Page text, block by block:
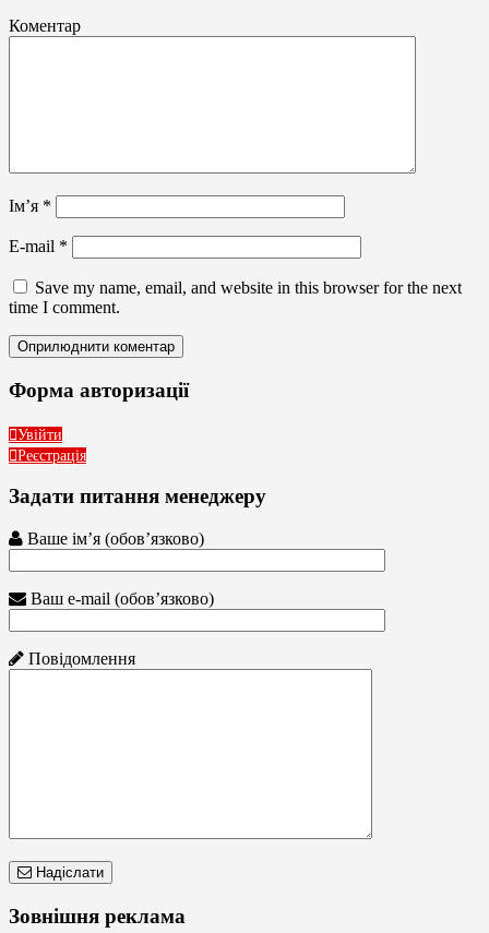
Коментар
Ім’я *
E-mail *
Save my name, email, and website in this browser for the next
time I comment.
Форма авторизації
Увійти
Реєстрація
Задати питання менеджеру
Ваше ім’я (обов’язково)
Ваш e-mail (обов’язково)
Повідомлення
Надіслати
Зовнішня реклама